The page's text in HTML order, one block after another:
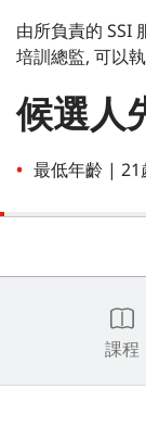
由所負責的 SSI
培訓總監, 可以
候選人
最低年齡 | 21
向負責的自由
持有以下 SSI
認證):
課程